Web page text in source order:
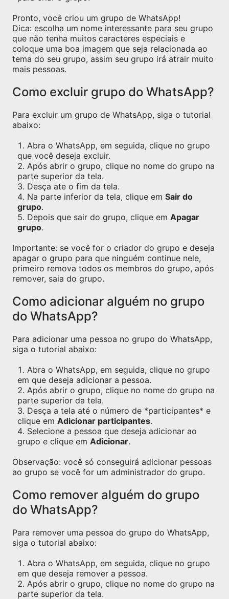
Pronto, você criou um grupo de WhatsApp!
Dica: escolha um nome interessante para seu grupo
que não tenha muitos caracteres especiais e
coloque uma boa imagem que seja relacionada ao
tema do seu grupo, assim seu grupo irá atrair muito
mais pessoas.
Como excluir grupo do WhatsApp?
Para excluir um grupo de WhatsApp, siga o tutorial
abaixo:
Abra o WhatsApp, em seguida, clique no grupo
que você deseja excluir.
Após abrir o grupo, clique no nome do grupo na
parte superior da tela.
Desça ate o fim da tela.
Na parte inferior da tela, clique em Sair do
grupo.
Depois que sair do grupo, clique em Apagar
grupo.
Importante: se você for o criador do grupo e deseja
apagar o grupo para que ninguém continue nele,
primeiro remova todos os membros do grupo, após
remover, saia do grupo.
Como adicionar alguém no grupo
do WhatsApp?
Para adicionar uma pessoa no grupo do WhatsApp,
siga o tutorial abaixo:
Abra o WhatsApp, em seguida, clique no grupo
em que deseja adicionar a pessoa.
Após abrir o grupo, clique no nome do grupo na
parte superior da tela.
Desça a tela até o número de *participantes* e
clique em Adicionar participantes.
Selecione a pessoa que deseja adicionar ao
grupo e clique em Adicionar.
Observação: você só conseguirá adicionar pessoas
ao grupo se você for um administrador do grupo.
Como remover alguém do grupo
do WhatsApp?
Para remover uma pessoa do grupo do WhatsApp,
siga o tutorial abaixo:
Abra o WhatsApp, em seguida, clique no grupo
em que deseja remover a pessoa.
Após abrir o grupo, clique no nome do grupo na
parte superior da tela.